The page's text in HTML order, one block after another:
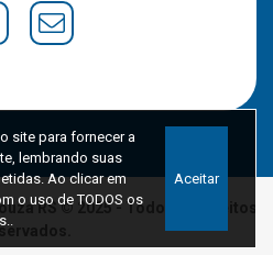
site para fornecer a
lembrando suas
Ao clicar em
o uso de TODOS os
Aceitar
RS © 2025 - Todos os direitos